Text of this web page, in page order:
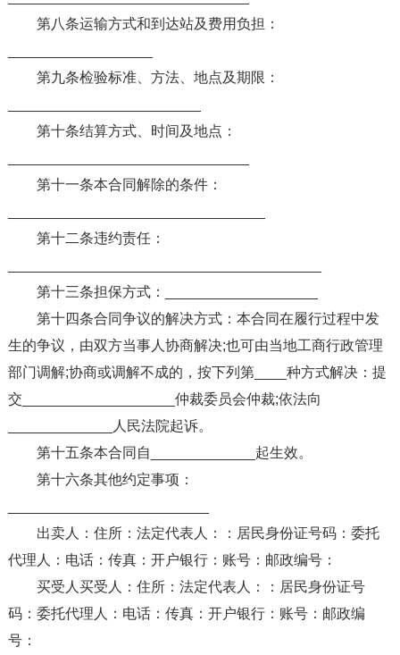
第八条运输方式和到达站及费用负担：
第九条检验标准、方法、地点及期限：
第十条结算方式、时间及地点：
第十一条本合同解除的条件：
第十二条违约责任：
第十三条担保方式：___________________
第十四条合同争议的解决方式：本合同在履行过程中发
生的争议，由双方当事人协商解决;也可由当地工商行政管理
部门调解;协商或调解不成的，按下列第____种方式解决：提
交___________________仲裁委员会仲裁;依法向
_____________人民法院起诉。
第十五条本合同自_____________起生效。
第十六条其他约定事项：
出卖人：住所：法定代表人：：居民身份证号码：委托
代理人：电话：传真：开户银行：账号：邮政编号：
买受人买受人：住所：法定代表人：：居民身份证号
码：委托代理人：电话：传真：开户银行：账号：邮政编
号：